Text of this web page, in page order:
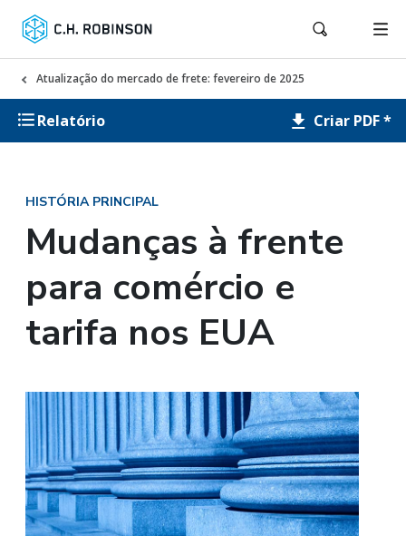
Atualização do mercado de frete: fevereiro de 2025
Relatório Criar PDF *
HISTÓRIA PRINCIPAL
Mudanças à frente
para comércio e
tarifa nos EUA